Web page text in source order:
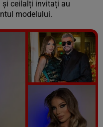
și ceilalți invitați au
modelului.